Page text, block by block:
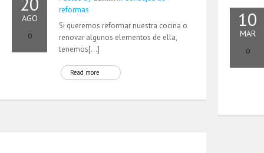
AGO
0
reformas
Si queremos reformar nuestra cocina o
renovar algunos elementos de ella,
tenemos[…]
Read more
10
MAR
0